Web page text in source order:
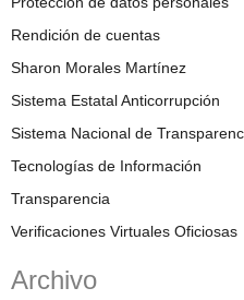
Rendición de cuentas
Sharon Morales Martínez
Sistema Estatal Anticorrupción
Sistema Nacional de
Tecnologías de Información
Transparencia
Verificaciones Virtuales Oficiosas
Archivo